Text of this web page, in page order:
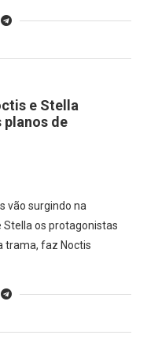
e Stella
planos de
vão surgindo na
os protagonistas
trama, faz Noctis